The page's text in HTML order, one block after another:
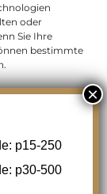
oder
Sie Ihre
bestimmte
| All Rights
|
p15-250
p30-500